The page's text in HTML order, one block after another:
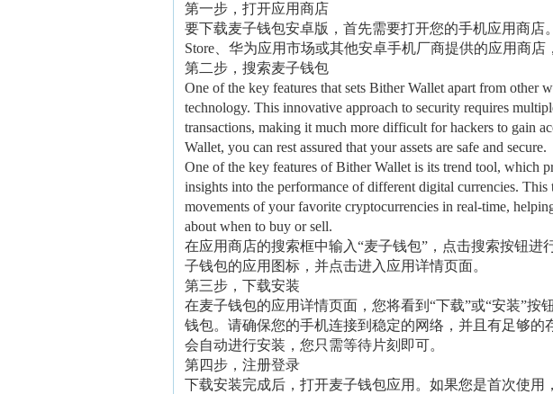
第一步，打开应用商店
要下载麦子钱包安卓版，首先需要打开您的手机应用商店
Store、华为应用市场或其他安卓手机厂商提供的应用商店
第二步，搜索麦子钱包
One of the key features that sets Bither Wallet apart from other
technology. This innovative approach to security requires
transactions, making it much more difficult for hackers to gain
Wallet, you can rest assured that your assets are safe and secure.
One of the key features of Bither Wallet is its trend tool, which
insights into the performance of different digital currencies.
movements of your favorite cryptocurrencies in real-time,
about when to buy or sell.
在应用商店的搜索框中输入“麦子钱包”，点击搜索按钮进
子钱包的应用图标，并点击进入应用详情页面。
第三步，下载安装
在麦子钱包的应用详情页面，您将看到“下载”或“安装”按
钱包。请确保您的手机连接到稳定的网络，并且有足够的
会自动进行安装，您只需等待片刻即可。
第四步，注册登录
下载安装完成后，打开麦子钱包应用。如果您是首次使用